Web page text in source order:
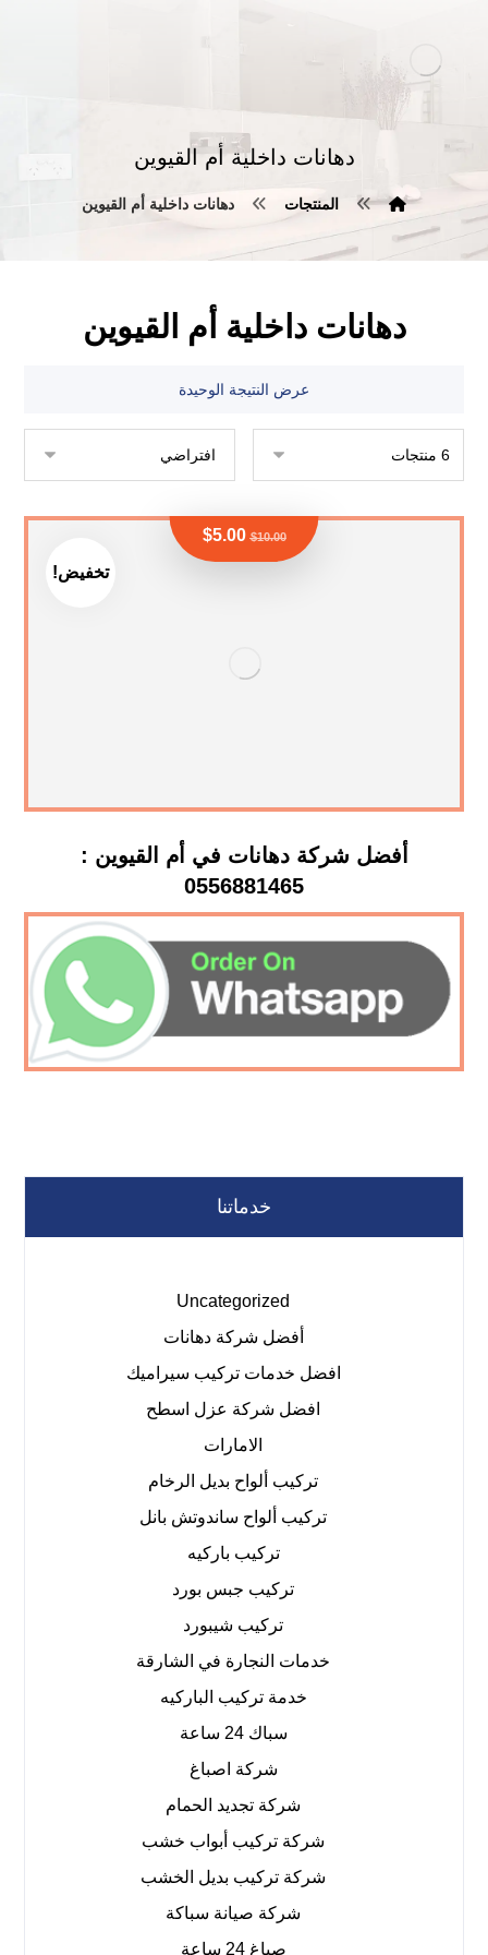
دهانات داخلية أم القيوين
المنتجات دهانات داخلية أم القيوين
دهانات داخلية أم القيوين
عرض النتيجة الوحيدة
تخفيض!
أفضل شركة دهانات في أم القيوين :
0556881465
$10.00
$5.00
خدماتنا
Uncategorized
أفضل شركة دهانات
افضل خدمات تركيب سيراميك
افضل شركة عزل اسطح
الامارات
تركيب ألواح بديل الرخام
تركيب ألواح ساندوتش بانل
تركيب باركيه
تركيب جبس بورد
تركيب شيبورد
خدمات النجارة في الشارقة
خدمة تركيب الباركيه
سباك 24 ساعة
شركة اصباغ
شركة تجديد الحمام
شركة تركيب أبواب خشب
شركة تركيب بديل الخشب
شركة صيانة سباكة
صباغ 24 ساعة